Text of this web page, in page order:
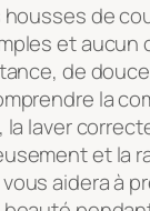
housses de
et aucun
de
la
laver
et la
aidera à